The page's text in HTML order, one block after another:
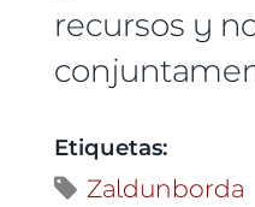
recursos y
Etiquetas:
Zaldunborda